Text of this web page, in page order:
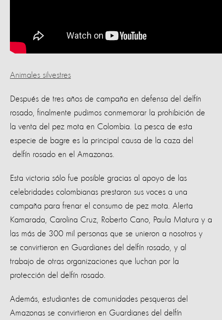
Animales silvestres
Después de tres años de campaña en defensa del delfín
rosado, finalmente pudimos conmemorar la prohibición de
la venta del pez mota en Colombia. La pesca de esta
especie de bagre es la principal causa de la caza del
delfín rosado en el Amazonas.
Esta victoria sólo fue posible gracias al apoyo de las
celebridades colombianas prestaron sus voces a una
campaña para frenar el consumo de pez mota. Alerta
Kamarada, Carolina Cruz, Roberto Cano, Paula Matura y a
las más de 300 mil personas que se unieron a nosotros y
se convirtieron en Guardianes del delfín rosado, y al
trabajo de otras organizaciones que luchan por la
protección del delfín rosado.
Además, estudiantes de comunidades pesqueras del
Amazonas se convirtieron en Guardianes del delfín